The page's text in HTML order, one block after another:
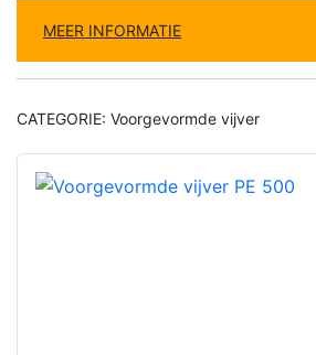
MEER INFORMATIE
CATEGORIE: Voorgevormde vijver